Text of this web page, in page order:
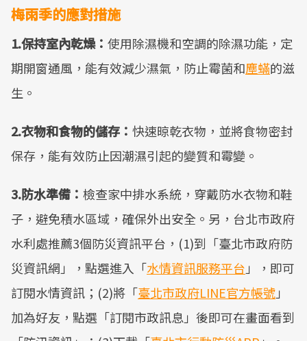
梅雨季的應對措施
1.保持室內乾燥： 使用除濕機和空調的除濕功能，定
期開窗通風，能有效減少濕氣，防止霉菌和塵蟎的滋
生。
2.衣物和食物的儲存： 快速晾乾衣物，並將食物密封
保存，能有效防止因潮濕引起的變質和霉變。
3.防水準備： 檢查家中排水系統，穿戴防水衣物和鞋
子，避免積水區域，確保外出安全。另，台北市政府
水利處推薦3個防災資訊平台，(1)到「臺北市政府防
災資訊網」，點選進入「水情資訊服務平台 」，即可
訂閱水情資訊；(2)將「臺北市政府LINE官方帳號」
加為好友，點選「訂閱市政訊息」後即可在畫面看到